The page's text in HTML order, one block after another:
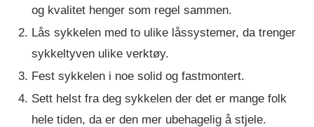
og kvalitet henger som regel sammen.
Lås sykkelen med to ulike låssystemer, da trenger
sykkeltyven ulike verktøy.
Fest sykkelen i noe solid og fastmontert.
Sett helst fra deg sykkelen der det er mange folk
hele tiden, da er den mer ubehagelig å stjele.